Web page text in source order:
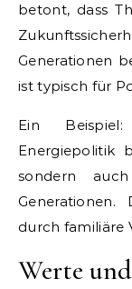
betont, dass
Generationen
ist typisch für
Ein
Energiepolitik
sondern
Generationen.
durch familiäre
Werte